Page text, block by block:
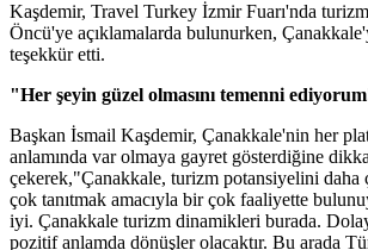
Kaşdemir, Travel Turkey İzmir Fuarı'nda
Öncü'ye açıklamalarda bulunurken,
teşekkür etti.
"Her şeyin güzel olmasını temenni
Başkan İsmail Kaşdemir, Çanakkale'nin her
anlamında var olmaya gayret gösterdiğine
çekerek,"Çanakkale, turizm potansiyelini daha
çok tanıtmak amacıyla bir çok faaliyette
iyi. Çanakkale turizm dinamikleri burada.
pozitif anlamda dönüşler olacaktır. Bu arada